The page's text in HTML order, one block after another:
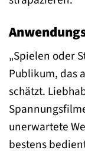
„Spielen oder
Publikum, das
schätzt.
unerwartete
bestens